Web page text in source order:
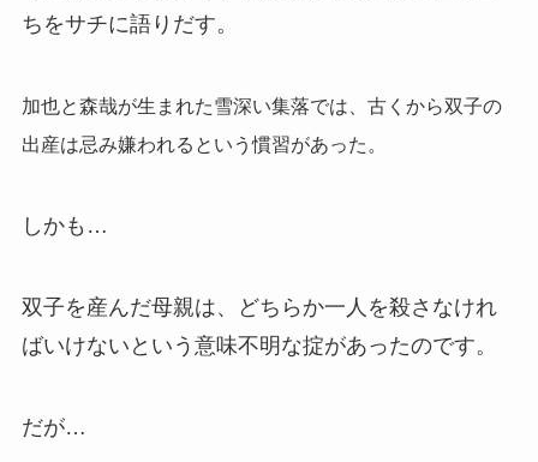
ちをサチに語りだす。
加也と森哉が生まれた雪深い集落では、古くから双子の
出産は忌み嫌われるという慣習があった。
しかも…
双子を産んだ母親は、どちらか一人を殺さなけれ
ばいけないという意味不明な掟があったのです。
だが…